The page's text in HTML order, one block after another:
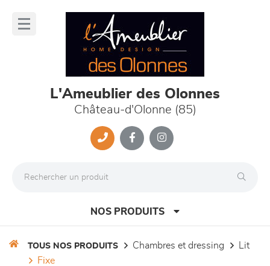
L'Ameublier des Olonnes
Château-d'Olonne (85)
NOS PRODUITS
TOUS NOS PRODUITS chambres et dressing
lit
fixe